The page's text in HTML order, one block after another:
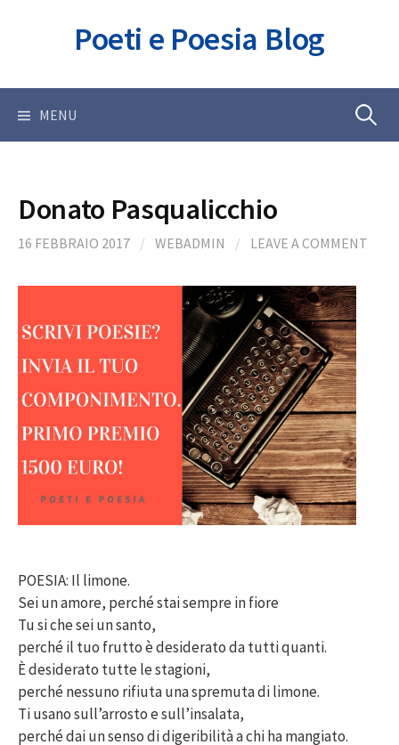
Poeti e Poesia Blog
MENU Ricerca
Donato Pasqualicchio
16 FEBBRAIO 2017 / WEBADMIN / LEAVE A COMMENT
POESIA: Il limone.
Sei un amore, perché stai sempre in fiore
Tu si che sei un santo,
perché il tuo frutto è desiderato da tutti quanti.
È desiderato tutte le stagioni,
perché nessuno rifiuta una spremuta di limone.
Ti usano sull’arrosto e sull’insalata,
perché dai un senso di digeribilità a chi ha mangiato.